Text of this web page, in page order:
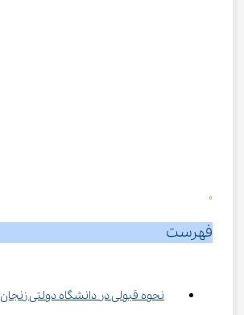
0
فهرست
نحوه قبولی در دانشگاه دولتی زنجان